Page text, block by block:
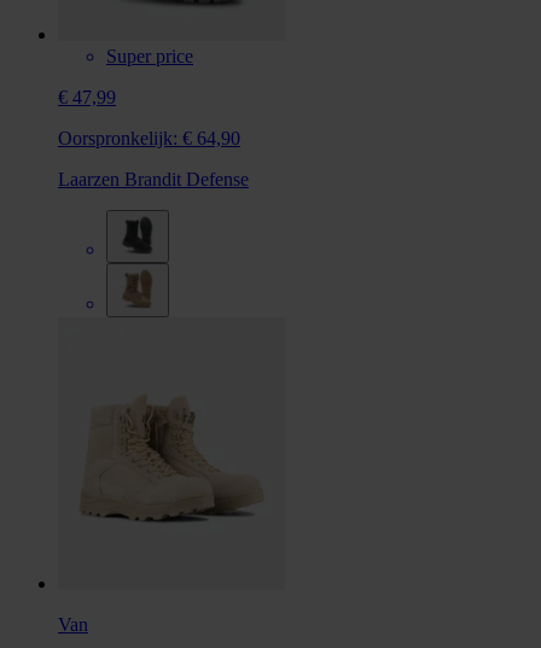
Super price
€ 47,99
Oorspronkelijk: € 64,90
Laarzen Brandit Defense
Van